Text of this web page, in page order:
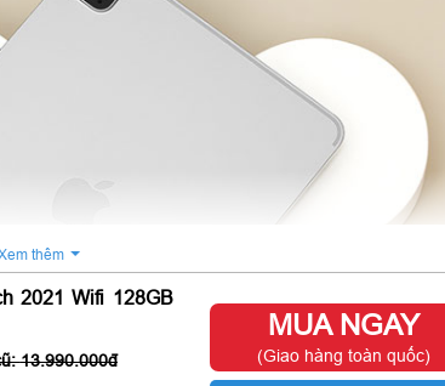
thêm
2021 Wifi 128GB
13.990.000
MUA NGAY
(Giao hàng toàn quốc)